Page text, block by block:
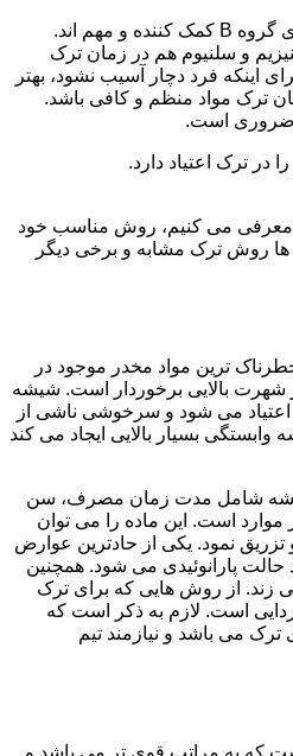
از میان ویتامین ها، ویتامین های گروه B کمک کننده و مهم اند.
و سلنیوم هم در زمان ترک
اینکه فرد دچار آسیب نشود، بهتر
ترک مواد منظم و کافی باشد.
ضروری است.
در ترک اعتیاد دارد.
معرفی می کنیم، روش مناسب خود
ها روش ترک مشابه و برخی دیگر
ترین مواد مخدر موجود در
شهرت بالایی برخوردار است. شیشه
می شود و سرخوشی ناشی از
وابستگی بسیار بالایی ایجاد می کند
شیشه شامل مدت زمان مصرف، سن
است. این ماده را می توان
تزریق نمود. یکی از حادترین عوارض
پارانوئیدی می شود. همچنین
زند. از روش هایی که برای ترک
است. لازم به ذکر است که
می باشد و نیازمند تیم
که به مراتب قوی تر می باشد و